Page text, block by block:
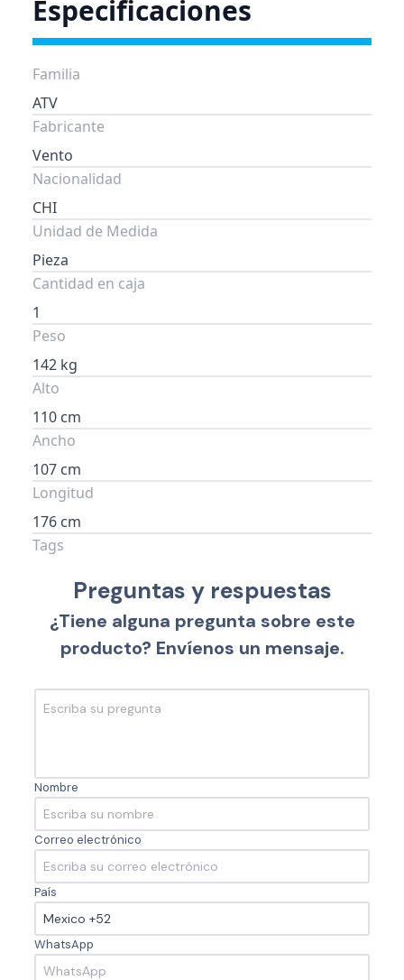
Especificaciones
Familia
ATV
Fabricante
Vento
Nacionalidad
CHI
Unidad de Medida
Pieza
Cantidad en caja
1
Peso
142 kg
Alto
110 cm
Ancho
107 cm
Longitud
176 cm
Tags
Preguntas y respuestas
¿Tiene alguna pregunta sobre este
producto? Envíenos un mensaje.
Nombre
Correo electrónico
País
WhatsApp